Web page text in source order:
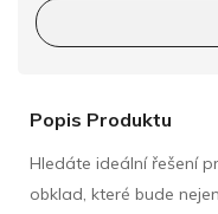
Popis Produktu
Hledáte ideální řešení
obklad, které bude